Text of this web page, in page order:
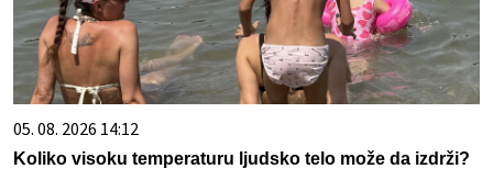
05. 08. 2026 14:12
Koliko visoku temperaturu ljudsko telo može da izdrži?